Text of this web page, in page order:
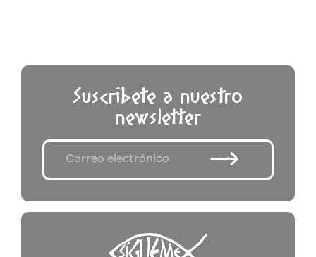
Suscríbete a nuestro
newsletter